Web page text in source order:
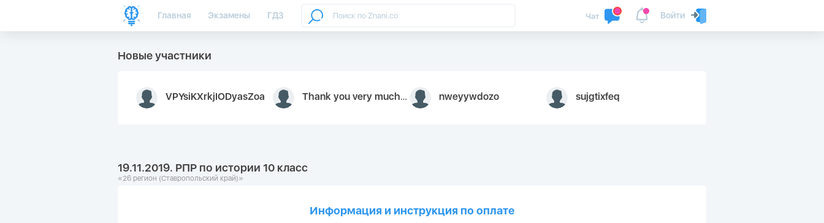
Главная Экзамены ГДЗ Войти
Чат
Новые участники
VPYsiKXrkjIODyasZoa Thank you very much for your inquiry We appreciate you 9126052 https://youtube.com faceapple ! nweyywdozo sujgtixfeq
19.11.2019. РПР по истории 10 класс
«26 регион (Ставропольский край)»
Информация и инструкция по оплате